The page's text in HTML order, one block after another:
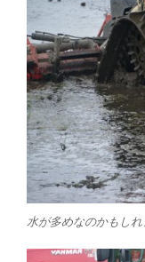
水が多めなのかもし